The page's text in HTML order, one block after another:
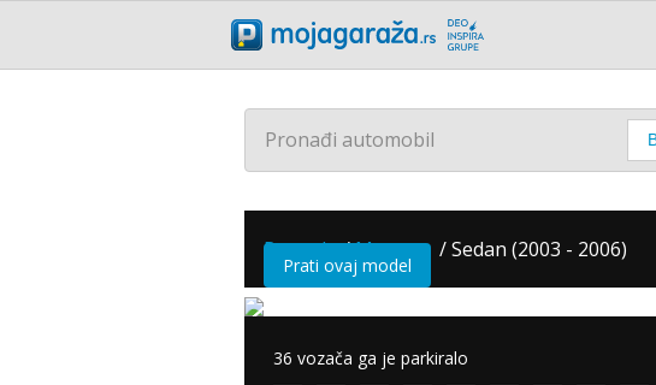
Pronađi automobil
Renault /Megane /Sedan (2003 - 2006)
Prati ovaj model
36 vozača ga je parkiralo